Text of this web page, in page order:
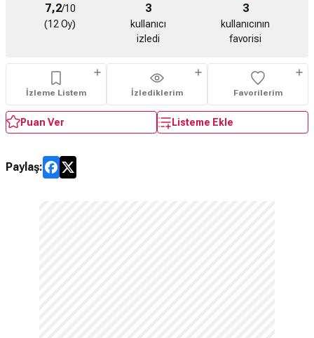
7,2/10
(12 Oy)
3
kullanıcı
izledi
3
kullanıcının
favorisi
İzleme Listem İzlediklerim Favorilerim
Puan Ver Listeme Ekle
Paylaş: